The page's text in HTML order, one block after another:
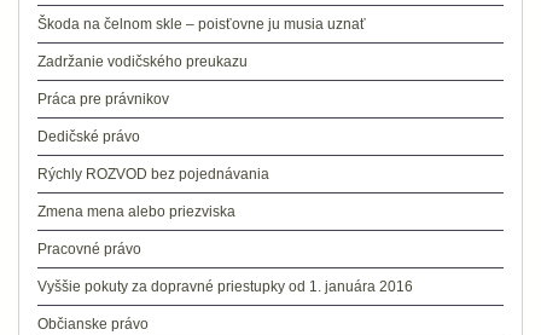
Škoda na čelnom skle – poisťovne ju musia uznať
Zadržanie vodičského preukazu
Práca pre právnikov
Dedičské právo
Rýchly ROZVOD bez pojednávania
Zmena mena alebo priezviska
Pracovné právo
Vyššie pokuty za dopravné priestupky od 1. januára 2016
Občianske právo